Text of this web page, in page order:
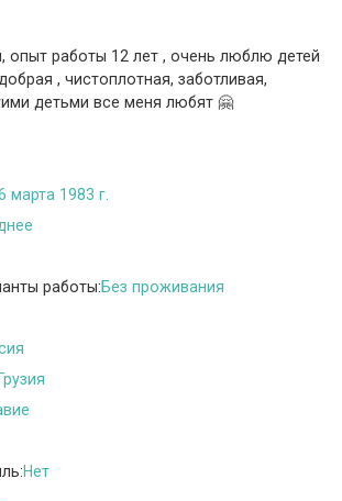
опыт работы 12 лет , очень люблю детей
, чистоплотная, заботливая,
детьми все меня любят 🤗
марта 1983 г.
работы:Без проживания
Грузия
Нет